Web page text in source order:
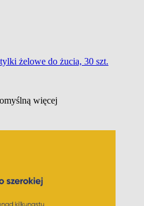
żelowe do żucia, 30 szt.
więcej